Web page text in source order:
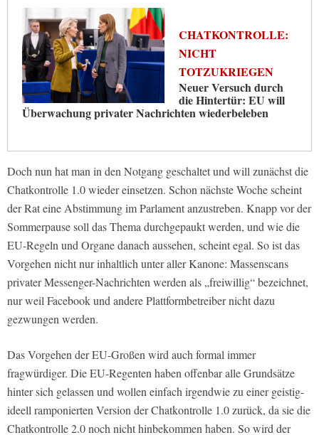
CHATKONTROLLE:
NICHT
TOTZUKRIEGEN
Neuer Versuch durch
die Hintertür: EU will
Überwachung privater Nachrichten wiederbeleben
Doch nun hat man in den Notgang geschaltet und will zunächst die
Chatkontrolle 1.0 wieder einsetzen. Schon nächste Woche scheint
der Rat eine Abstimmung im Parlament anzustreben. Knapp vor der
Sommerpause soll das Thema durchgepaukt werden, und wie die
EU-Regeln und Organe danach aussehen, scheint egal. So ist das
Vorgehen nicht nur inhaltlich unter aller Kanone: Massenscans
privater Messenger-Nachrichten werden als „freiwillig“ bezeichnet,
nur weil Facebook und andere Plattformbetreiber nicht dazu
gezwungen werden.
Das Vorgehen der EU-Großen wird auch formal immer
fragwürdiger. Die EU-Regenten haben offenbar alle Grundsätze
hinter sich gelassen und wollen einfach irgendwie zu einer geistig-
ideell ramponierten Version der Chatkontrolle 1.0 zurück, da sie die
Chatkontrolle 2.0 noch nicht hinbekommen haben. So wird der